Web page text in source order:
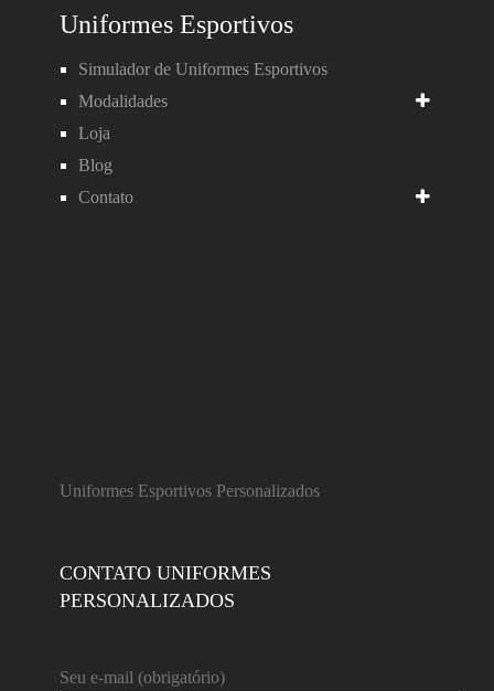
Uniformes Esportivos
Simulador de Uniformes Esportivos
Modalidades
Loja
Blog
Contato
Uniformes Esportivos Personalizados
CONTATO UNIFORMES
PERSONALIZADOS
Seu e-mail (obrigatório)